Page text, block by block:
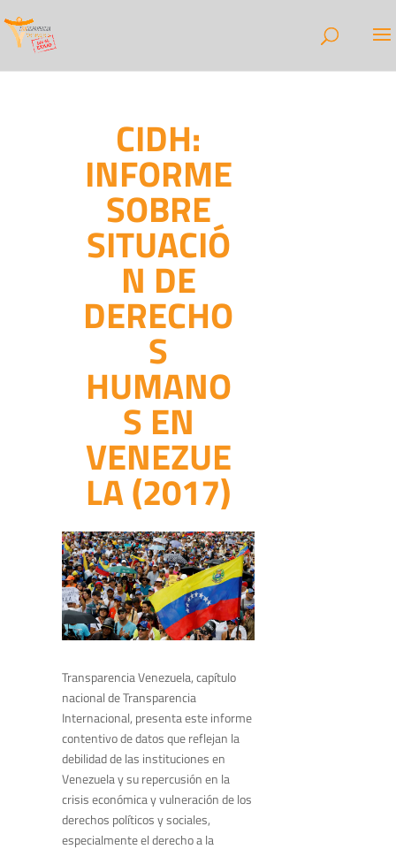
CIDH:
INFORME
SOBRE
SITUACIÓ
N DE
DERECHO
S
HUMANO
S EN
VENEZUE
LA (2017)
Transparencia Venezuela, capítulo
nacional de Transparencia
Internacional, presenta este informe
contentivo de datos que reflejan la
debilidad de las instituciones en
Venezuela y su repercusión en la
crisis económica y vulneración de los
derechos políticos y sociales,
especialmente el derecho a la